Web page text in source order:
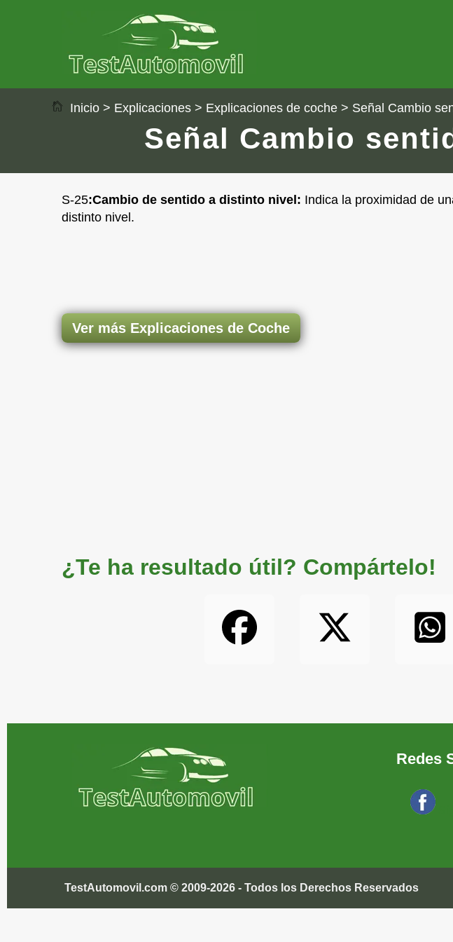
Inicio > Explicaciones > Explicaciones de coche > Señal Cambio
Señal Cambio
S-25:Cambio de sentido a distinto nivel: Indica la proximidad de
distinto nivel.
Ver más Explicaciones de Coche
¿Te ha resultado útil? Compártelo!
Redes
TestAutomovil.com © 2009-2026 - Todos los Derechos Reservados